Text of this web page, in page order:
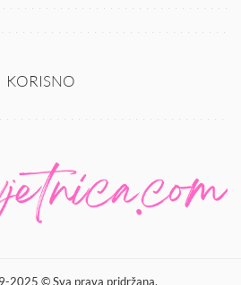
KORISNO
2025 © Sva prava pridržana.